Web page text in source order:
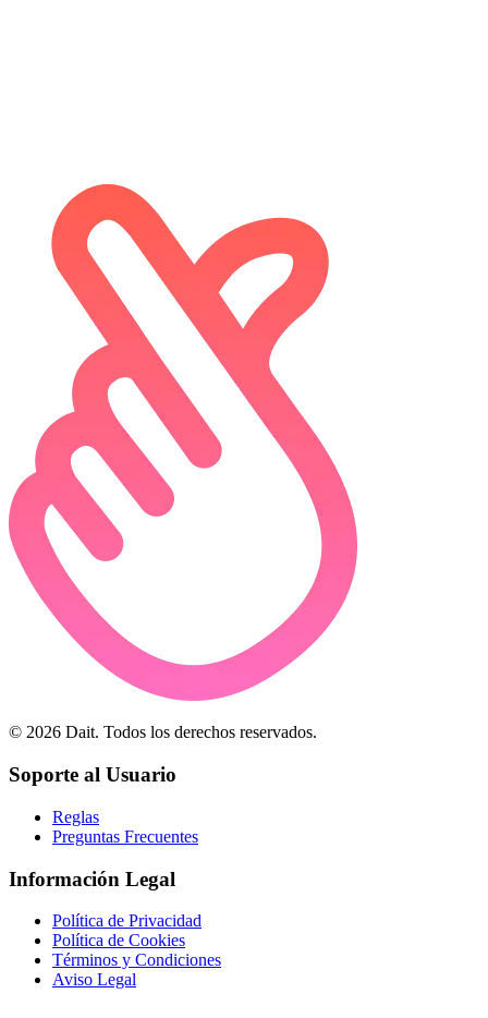
© 2026 Dait. Todos los derechos reservados.
Soporte al Usuario
Reglas
Preguntas Frecuentes
Información Legal
Política de Privacidad
Política de Cookies
Términos y Condiciones
Aviso Legal